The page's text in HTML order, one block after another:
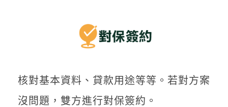
核對基本資料、貸款用途等等。若對方案
沒問題，雙方進行對保簽約。